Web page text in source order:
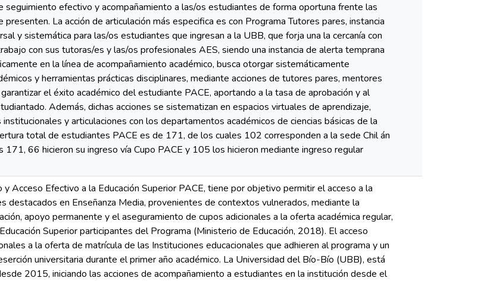
seguimiento efectivo y acompañamiento a las/os estudiantes de forma oportuna frente las
La acción de articulación más especifica es con Programa Tutores pares, instancia
y sistemática para las/os estudiantes que ingresan a la UBB, que forja una la cercanía con
con sus tutoras/es y las/os profesionales AES, siendo una instancia de alerta temprana
en la línea de acompañamiento académico, busca otorgar sistemáticamente
y herramientas prácticas disciplinares, mediante acciones de tutores pares, mentores
el éxito académico del estudiante PACE, aportando a la tasa de aprobación y al
Además, dichas acciones se sistematizan en espacios virtuales de aprendizaje,
y articulaciones con los departamentos académicos de ciencias básicas de la
total de estudiantes PACE es de 171, de los cuales 102 corresponden a la sede Chil án
171, 66 hicieron su ingreso vía Cupo PACE y 105 los hicieron mediante ingreso regular
Acceso Efectivo a la Educación Superior PACE, tiene por objetivo permitir el acceso a la
destacados en Enseñanza Media, provenientes de contextos vulnerados, mediante la
apoyo permanente y el aseguramiento de cupos adicionales a la oferta académica regular,
Superior participantes del Programa (Ministerio de Educación, 2018). El acceso
a la oferta de matrícula de las Instituciones educacionales que adhieren al programa y un
universitaria durante el primer año académico. La Universidad del Bío-Bío (UBB), está
2015, iniciando las acciones de acompañamiento a estudiantes en la institución desde el